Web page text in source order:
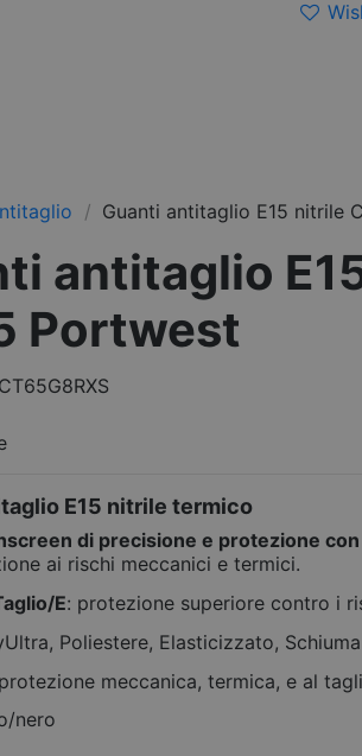
Guanti antitaglio E15 nitrile
antitaglio
Portwest
CT65G8RXS
E15 nitrile termico
di precisione e protezione
ai rischi meccanici e termici.
E: protezione superiore contro i
Poliestere, Elasticizzato,
protezione meccanica, termica, e al
nero